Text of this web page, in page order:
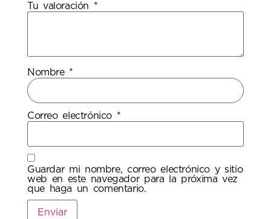
Tu valoración *
Nombre *
Correo electrónico *
Guardar mi nombre, correo electrónico y sitio
web en este navegador para la próxima vez
que haga un comentario.